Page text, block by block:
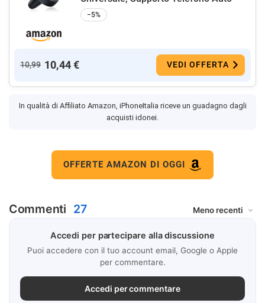
−5%
10,99 10,44 € VEDI OFFERTA
In qualità di Affiliato Amazon, iPhoneItalia riceve un guadagno dagli
acquisti idonei.
OFFERTE AMAZON DI OGGI
Commenti 27
Accedi per partecipare alla discussione
Puoi accedere con il tuo account email, Google o Apple
per commentare.
Accedi per commentare